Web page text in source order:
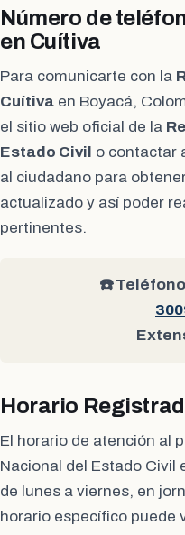
Número de
en Cuítiva
Para comunicarte con la
Cuítiva en Boyacá,
el sitio web oficial de la
Estado Civil o contactar
al ciudadano para
actualizado y así poder
pertinentes.
☎️
Horario
El horario de atención al
Nacional del Estado Civil
de lunes a viernes, en
horario específico puede